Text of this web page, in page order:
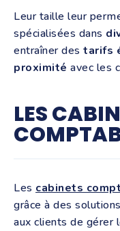
Leur taille leur
spécialisées dans
entraîner des tarifs
proximité avec les
LES
Les cabinets
grâce à des
aux clients de gérer